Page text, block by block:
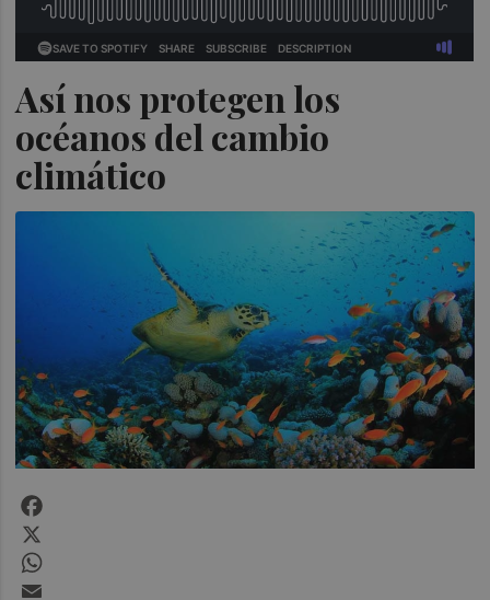
Así nos protegen los
océanos del cambio
climático